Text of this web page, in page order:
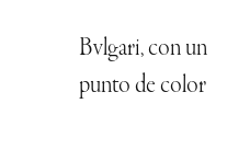
Bvlgari, con un
punto de color